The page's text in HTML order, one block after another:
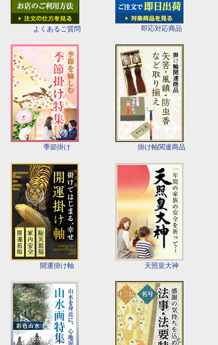
よくあるご質問 即応対応商品
季節掛け 掛け軸関連商品
開運掛け軸 天照皇大神